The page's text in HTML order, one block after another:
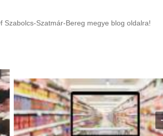
Szabolcs-Szatmár-Bereg megye blog oldalra!